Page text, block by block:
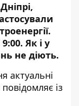
.
Як і у
не діють.
актуальні
повідомляє із